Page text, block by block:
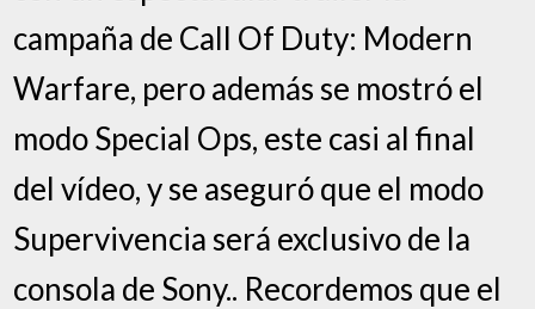
campaña de Call Of Duty: Modern
Warfare, pero además se mostró el
modo Special Ops, este casi al final
del vídeo, y se aseguró que el modo
Supervivencia será exclusivo de la
consola de Sony.. Recordemos que el